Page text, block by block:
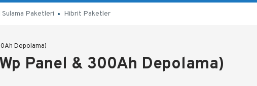
Sulama Paketleri Hibrit Paketler
Depolama)
Panel & 300Ah Depolama)